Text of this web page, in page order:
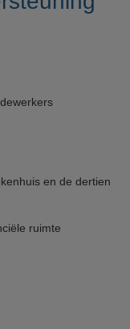
en de dertien
ruimte